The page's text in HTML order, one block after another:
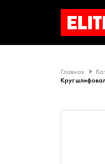
Главная
Круг